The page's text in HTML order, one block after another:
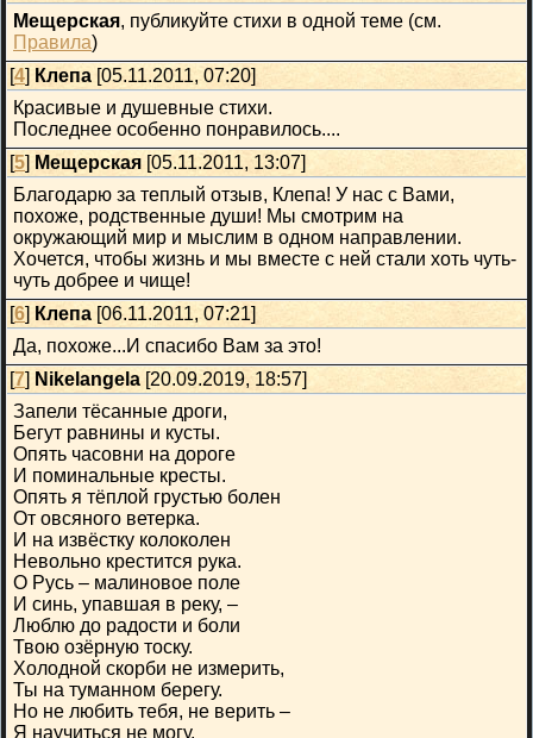
Мещерская, публикуйте стихи в одной теме (см.
Правила)
[4] Клепа [05.11.2011, 07:20]
Красивые и душевные стихи.
Последнее особенно понравилось....
[5] Мещерская [05.11.2011, 13:07]
Благодарю за теплый отзыв, Клепа! У нас с Вами,
похоже, родственные души! Мы смотрим на
окружающий мир и мыслим в одном направлении.
Хочется, чтобы жизнь и мы вместе с ней стали хоть чуть-
чуть добрее и чище!
[6] Клепа [06.11.2011, 07:21]
Да, похоже...И спасибо Вам за это!
[7] Nikelangela [20.09.2019, 18:57]
Запели тёсанные дроги,
Бегут равнины и кусты.
Опять часовни на дороге
И поминальные кресты.
Опять я тёплой грустью болен
От овсяного ветерка.
И на извёстку колоколен
Невольно крестится рука.
О Русь ‒ малиновое поле
И синь, упавшая в реку, ‒
Люблю до радости и боли
Твою озёрную тоску.
Холодной скорби не измерить,
Ты на туманном берегу.
Но не любить тебя, не верить ‒
Я научиться не могу.